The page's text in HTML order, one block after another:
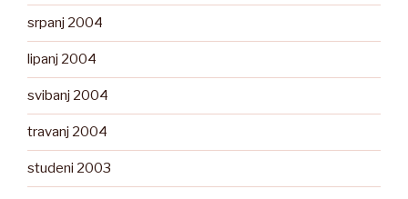
srpanj 2004
lipanj 2004
svibanj 2004
travanj 2004
studeni 2003